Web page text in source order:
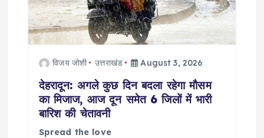
t
विजय जोशी उत्तराखंड August 3, 2026
देहरादून: अगले कुछ दिन बदला रहेगा मौसम
का मिजाज, आज दून समेत 6 जिलों में भारी
बारिश की चेतावनी
Spread the love